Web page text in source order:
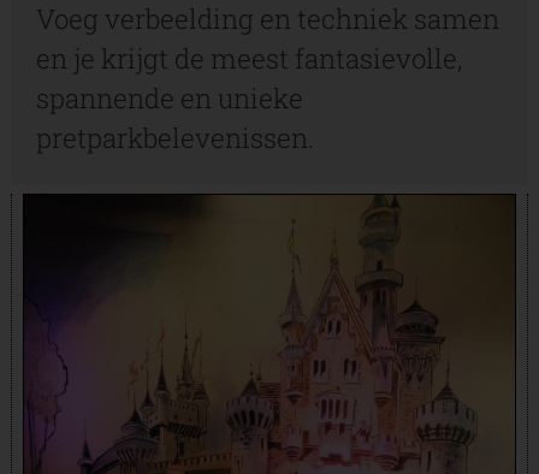
Voeg verbeelding en techniek samen
en je krijgt de meest fantasievolle,
spannende en unieke
pretparkbelevenissen.